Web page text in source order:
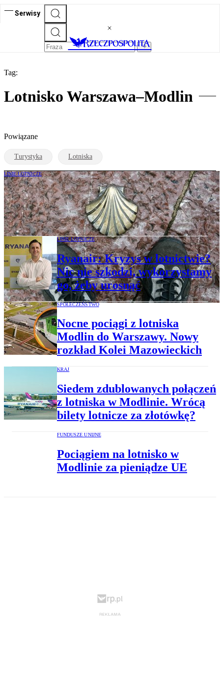
Serwisy
Tag:
Lotnisko Warszawa–Modlin
Powiązane
Turystyka Lotniska
LINIE LOTNICZE
Wizz Air dodaje nowe połączenie z
Modlina. Myśli o kolejnym kierunku
hiszpańskim
LINIE LOTNICZE
Ryanair: Kryzys w lotnictwie?
Nic nie szkodzi, wykorzystamy
go, żeby urosnąć
SPOŁECZEŃSTWO
Nocne pociągi z lotniska
Modlin do Warszawy. Nowy
rozkład Kolei Mazowieckich
KRAJ
Siedem zdublowanych połączeń
z lotniska w Modlinie. Wrócą
bilety lotnicze za złotówkę?
FUNDUSZE UNIJNE
Pociągiem na lotnisko w
Modlinie za pieniądze UE